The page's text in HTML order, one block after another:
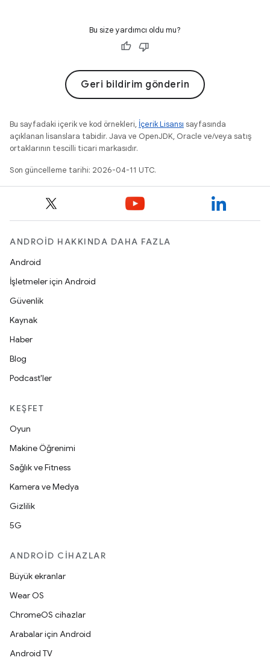
Bu size yardımcı oldu mu?
Geri bildirim gönderin
Bu sayfadaki içerik ve kod örnekleri, İçerik Lisansı sayfasında
açıklanan lisanslara tabidir. Java ve OpenJDK, Oracle ve/veya satış
ortaklarının tescilli ticari markasıdır.
Son güncelleme tarihi: 2026-04-11 UTC.
ANDROID HAKKINDA DAHA FAZLA
Android
İşletmeler için Android
Güvenlik
Kaynak
Haber
Blog
Podcast'ler
KEŞFET
Oyun
Makine Öğrenimi
Sağlık ve Fitness
Kamera ve Medya
Gizlilik
5G
ANDROID CIHAZLAR
Büyük ekranlar
Wear OS
ChromeOS cihazlar
Arabalar için Android
Android TV